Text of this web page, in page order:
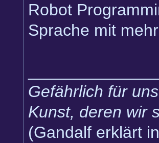
Robot
Sprache mit
Gefährlich für
Kunst, deren wir
(Gandalf erklärt